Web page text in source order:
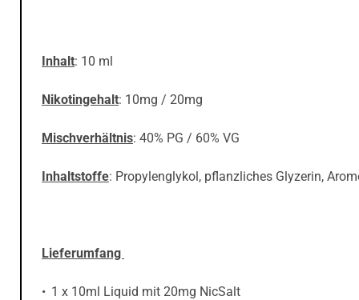
Inhalt: 10 ml
Nikotingehalt: 10mg / 20mg
Mischverhältnis: 40% PG / 60% VG
Inhaltstoffe: Propylenglykol, pflanzliches Glyzerin,
Lieferumfang
1 x 10ml Liquid mit 20mg NicSalt